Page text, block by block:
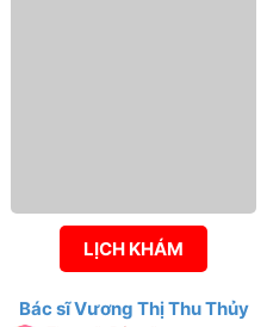
LỊCH KHÁM
Bác sĩ Vương Thị Thu Thủy